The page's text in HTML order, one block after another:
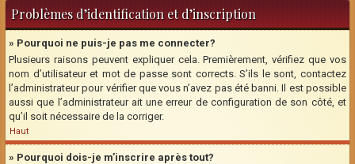
Problèmes d’identification et d’inscription
» Pourquoi ne puis-je pas me connecter?
Plusieurs raisons peuvent expliquer cela. Premièrement, vérifiez que vos
nom d’utilisateur et mot de passe sont corrects. S’ils le sont, contactez
l’administrateur pour vérifier que vous n’avez pas été banni. Il est possible
aussi que l’administrateur ait une erreur de configuration de son côté, et
qu’il soit nécessaire de la corriger.
Haut
» Pourquoi dois-je m’inscrire après tout?